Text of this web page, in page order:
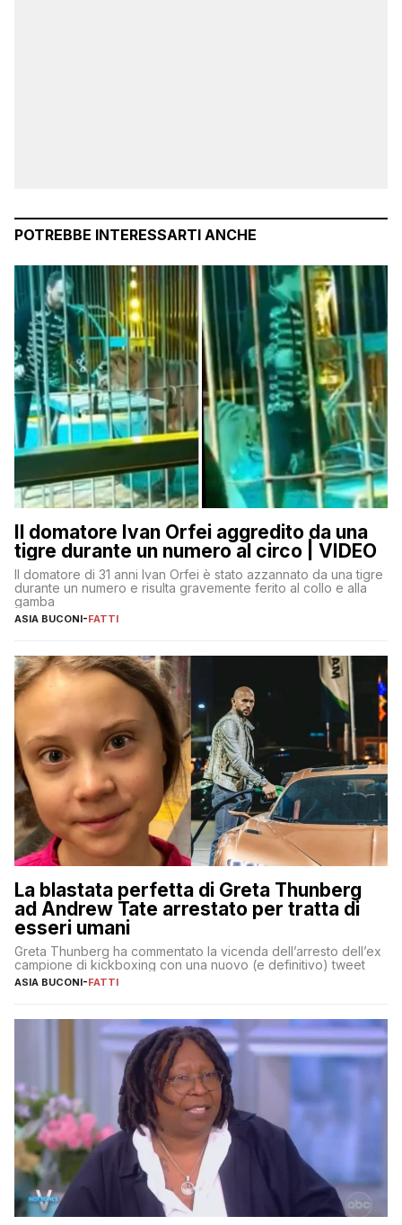
POTREBBE INTERESSARTI ANCHE
Il domatore Ivan Orfei aggredito da una
tigre durante un numero al circo | VIDEO
Il domatore di 31 anni Ivan Orfei è stato azzannato da una tigre
durante un numero e risulta gravemente ferito al collo e alla
gamba
ASIA BUCONI-FATTI
La blastata perfetta di Greta Thunberg
ad Andrew Tate arrestato per tratta di
esseri umani
Greta Thunberg ha commentato la vicenda dell’arresto dell’ex
campione di kickboxing con una nuovo (e definitivo) tweet
ASIA BUCONI-FATTI